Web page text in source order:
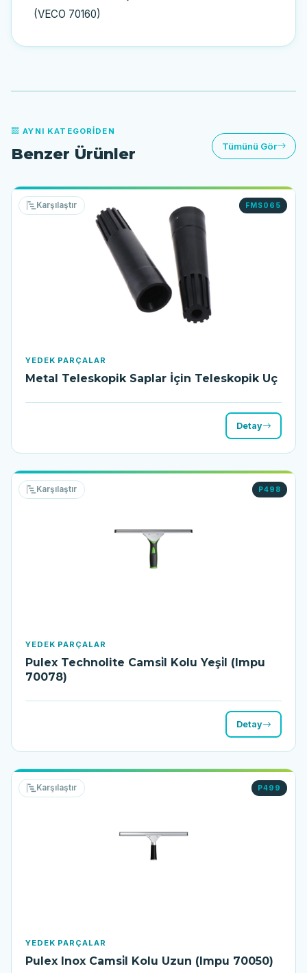
(VECO 70160)
AYNI KATEGORIDEN
Benzer Ürünler Tümünü Gör
FMS065
Karşılaştır
YEDEK PARÇALAR
Metal Teleskopik Saplar İçin Teleskopik Uç
Detay
P498
Karşılaştır
YEDEK PARÇALAR
Pulex Technolite Camsi̇l Kolu Yeşi̇l (Impu
70078)
Detay
P499
Karşılaştır
YEDEK PARÇALAR
Pulex Inox Camsi̇l Kolu Uzun (Impu 70050)